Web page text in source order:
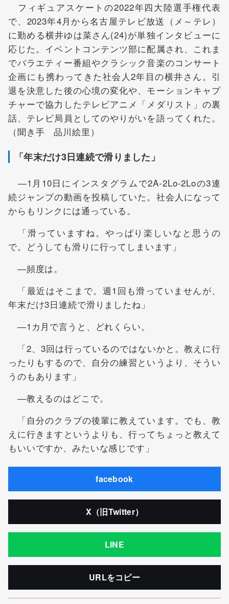
フィギュアスケートの2022年四大陸選手権代表
で、2023年4月から名古屋テレビ放送（メ～テレ）
に勤める横井ゆは菜さん(24)が単独インタビューに
応じた。イベントコンテンツ部に配属され、これま
でバラエティー番組やクラシック音楽のコンサート
企画にも携わってきた社会人2年目の横井さん。引
退を決意した後の心境の変化や、モーションキャプ
チャーで協力したテレビアニメ「メダリスト」の裏
話、テレビ局員としてのやりがいを語ってくれた。
（聞き手 品川絵里）
「年末だけ3日連続で滑りました」
―1月10日にインスタグラムで2A-2Lo-2Loの3連
続ジャンプの動画を投稿していた。社会人になって
からもリンクには通っている。
「滑っていますね。やっぱり楽しいなと思うの
で。どうしても滑りに行ってしまいます」
―頻度は。
「最近はそこまで。週1回も滑っていませんが、
年末だけ3日連続で滑りましたね」
―1カ月で言うと、どれくらい。
「2、3回は行っているのではないかと。教えに行
ったりもするので、自分の練習というより、そうい
うのもあります」
―教えるのはどこで。
「自分のクラブの後輩に教えています。でも、教
えに行きますというよりも、行ってちょっと教えて
もいいですか、みたいな感じです」
facebook
X（旧Twitter）
LINE
URLをコピー